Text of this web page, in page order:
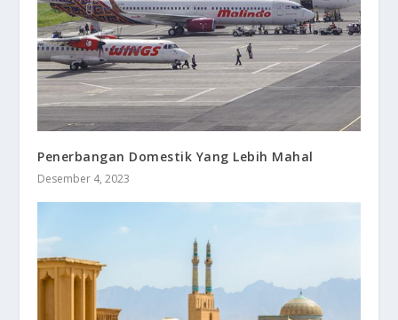
Penerbangan Domestik Yang Lebih Mahal
Desember 4, 2023